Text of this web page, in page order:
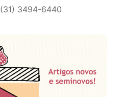
3494-6440